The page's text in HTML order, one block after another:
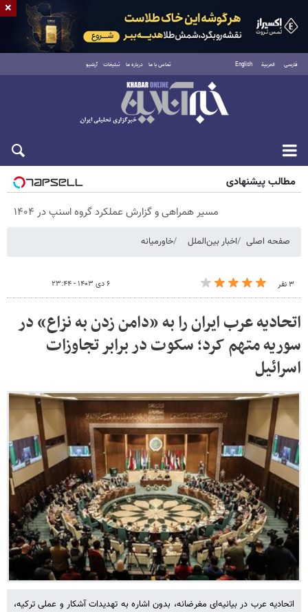
فارسی العربية English تماس با ما درباره ما تبلیغات آرشیو
پنجشنبه ۱۵ مرداد ۱۴۰۵
مطالب پیشنهادی
مسیر همراهی و گزارش عملکرد گروه اسنپ در ۱۴۰۴
صفحه اصلی اخبار بین‌الملل خاورمیانه
۳ نفر ۶ دی ۱۴۰۳ - ۲۳:۴۴
اتحادیه عرب ایران را به «دامن زدن به نزاع» در
سوریه متهم کرد؛ سکوت در برابر تجاوزات
اسرائیل
اتحادیه عرب در بیانیه‌ای مغرضانه، بدون اشاره به تهدیدات آشکار و عملی ترکیه،
×